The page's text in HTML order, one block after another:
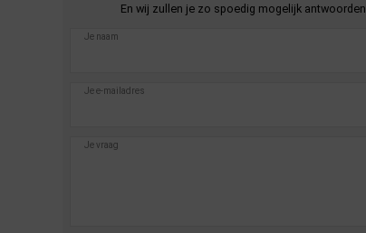
En wij zullen je zo spoedig mogelijk antwoorden.